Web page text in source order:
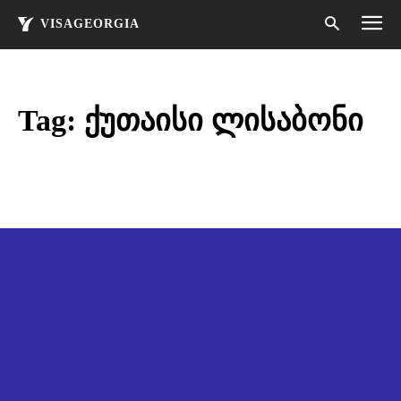
VISAGEORGIA
Tag: ქუთაისი ლისაბონი